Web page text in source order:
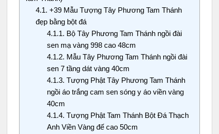
4.1. +39 Mẫu Tượng Tây Phương Tam Thánh
đẹp bằng bột đá
4.1.1. Bộ Tây Phương Tam Thánh ngồi đài
sen mạ vàng 998 cao 48cm
4.1.2. Mẫu Tây Phương Tam Thánh ngồi đài
sen 7 tầng dát vàng 40cm
4.1.3. Tượng Phật Tây Phương Tam Thánh
ngồi áo trắng cam sen sóng y áo viền vàng
40cm
4.1.4. Tượng Phật Tam Thánh Bột Đá Thạch
Anh Viền Vàng đế cao 50cm